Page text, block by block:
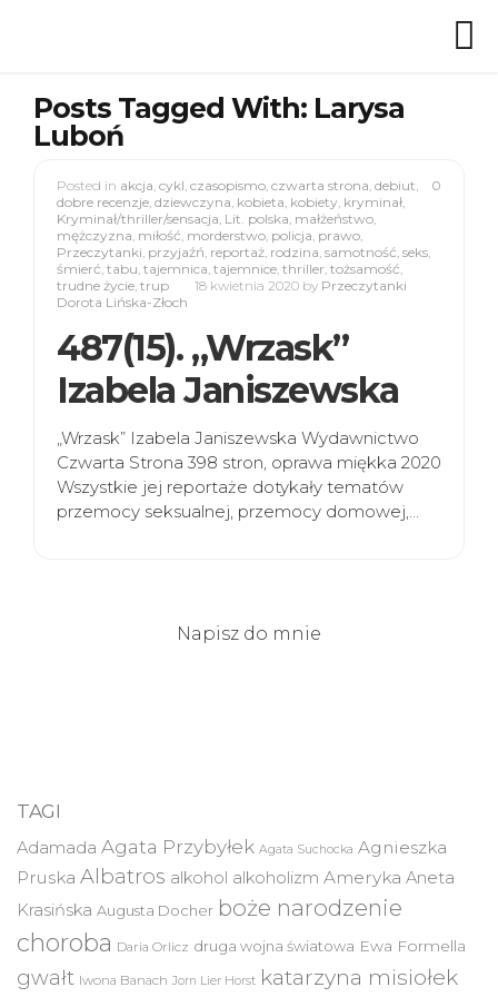
Posts Tagged With: Larysa
Luboń
0
Posted in akcja, cykl, czasopismo, czwarta strona, debiut,
dobre recenzje, dziewczyna, kobieta, kobiety, kryminał,
Kryminał/thriller/sensacja, Lit. polska, małżeństwo,
mężczyzna, miłość, morderstwo, policja, prawo,
Przeczytanki, przyjaźń, reportaż, rodzina, samotność, seks,
śmierć, tabu, tajemnica, tajemnice, thriller, tożsamość,
trudne życie, trup 18 kwietnia 2020 by Przeczytanki
Dorota Lińska-Złoch
487(15). „Wrzask”
Izabela Janiszewska
„Wrzask” Izabela Janiszewska Wydawnictwo
Czwarta Strona 398 stron, oprawa miękka 2020
Wszystkie jej reportaże dotykały tematów
przemocy seksualnej, przemocy domowej,…
Napisz do mnie
TAGI
Adamada Agata Przybyłek Agata Suchocka Agnieszka
Pruska Albatros alkohol alkoholizm Ameryka Aneta
Krasińska Augusta Docher boże narodzenie
choroba Daria Orlicz druga wojna światowa Ewa Formella
gwałt Iwona Banach Jorn Lier Horst katarzyna misiołek